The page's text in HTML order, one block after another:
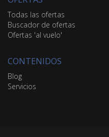
Todas las ofertas
Buscador de ofertas
Ofertas 'al vuelo'
CONTENIDOS
Blog
Servicios